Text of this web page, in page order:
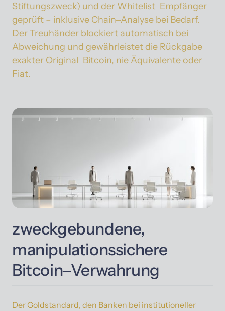
Stiftungszweck) und der Whitelist‒
geprüft – inklusive Chain‒Analyse bei
Der Treuhänder blockiert automatisch
Abweichung und gewährleistet die
exakter Original‒Bitcoin, nie Äquivalente
Fiat.
Bitcoin‒Verwahrung
Der Goldstandard, den Banken bei